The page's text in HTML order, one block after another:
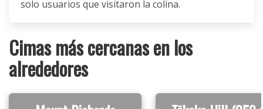
solo usuarios que visitaron la colina.
Cimas más cercanas en los
alrededores